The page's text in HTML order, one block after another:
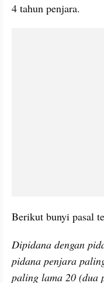
4 tahun penjara.
Berikut bunyi pasal
Dipidana dengan
pidana penjara
paling lama 20 (dua